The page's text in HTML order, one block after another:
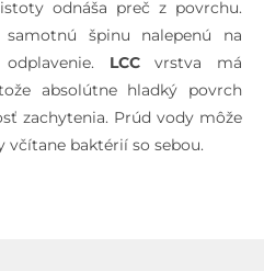
odnáša preč z povrchu.
špinu nalepenú na
LCCvrstva má
absolútne hladký povrch
zachytenia. Prúd vody môže
baktérií so sebou.